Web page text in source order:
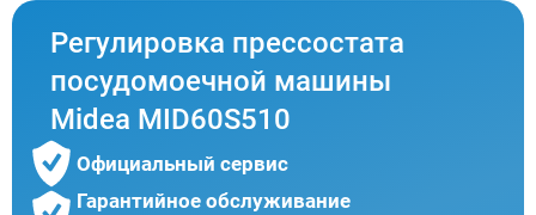
Регулировка прессостата
посудомоечной машины
Midea MID60S510
Официальный сервис
Гарантийное обслуживание